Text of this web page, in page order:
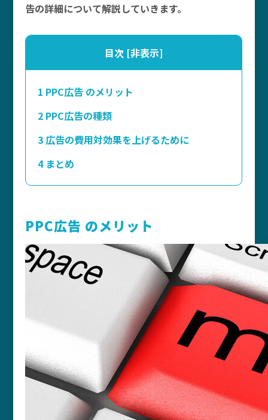
告の詳細について解説していきます。
目次 [非表示]
1 PPC広告 のメリット
2 PPC広告の種類
3 広告の費用対効果を上げるために
4まとめ
PPC広告 のメリット